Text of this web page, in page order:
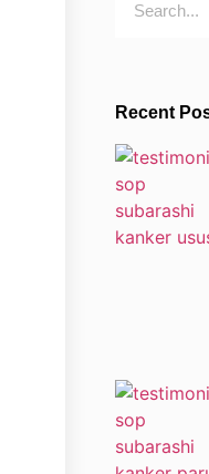
Recent